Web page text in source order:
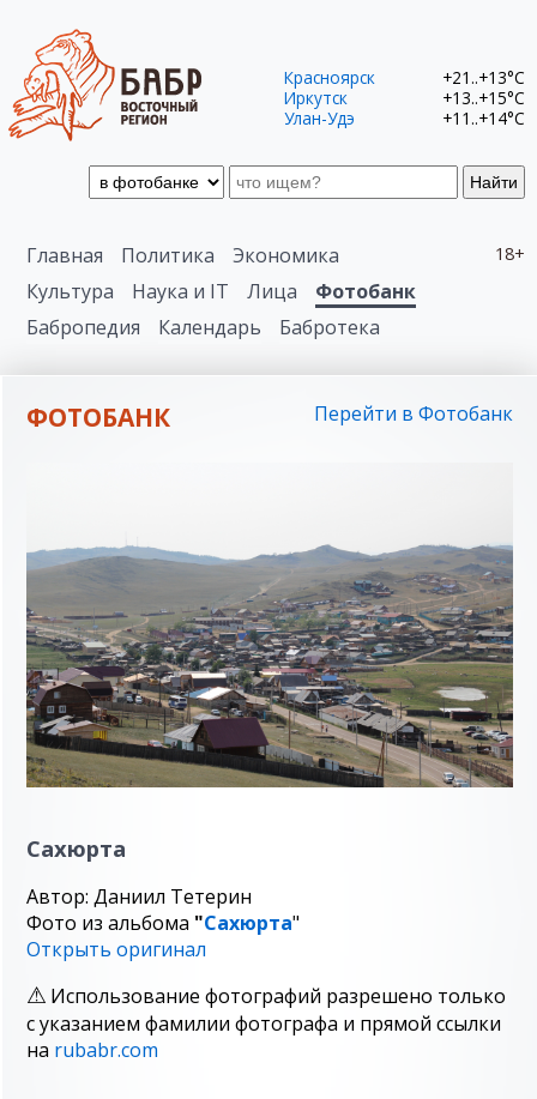
Найти
Красноярск
+21..+13°C
Иркутск
+13..+15°C
Улан-Удэ
+11..+14°C
18+
Главная Политика
Экономика
Культура
Наука и IT Лица
Фотобанк
Бабропедия
Календарь Бабротека
ФОТОБАНК Перейти в Фотобанк
Сахюрта
Автор: Даниил Тетерин
Фото из альбома "Сахюрта"
Открыть оригинал
Использование фотографий разрешено только
с указанием фамилии фотографа и прямой ссылки
на rubabr.com